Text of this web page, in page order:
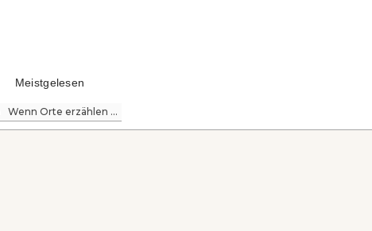
Meistgelesen
Wenn Orte erzählen ...